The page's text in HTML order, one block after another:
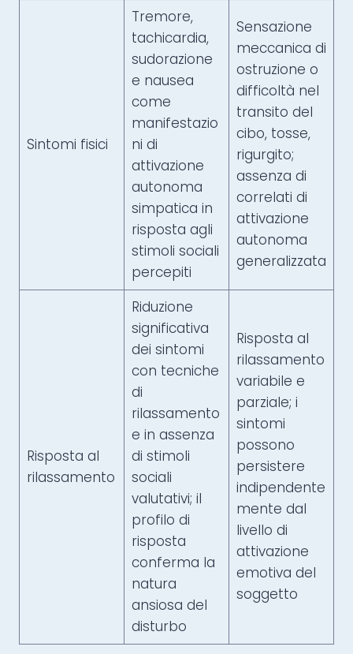
Sintomi fisici
Tremore,
tachicardia,
sudorazione
e nausea
come
manifestazio
ni di
attivazione
autonoma
simpatica in
risposta agli
stimoli sociali
percepiti
Sensazione
meccanica di
ostruzione o
difficoltà nel
transito del
cibo, tosse,
rigurgito;
assenza di
correlati di
attivazione
autonoma
generalizzata
Risposta al
rilassamento
Riduzione
significativa
dei sintomi
con tecniche
di
rilassamento
e in assenza
di stimoli
sociali
valutativi; il
profilo di
risposta
conferma la
natura
ansiosa del
disturbo
Risposta al
rilassamento
variabile e
parziale; i
sintomi
possono
persistere
indipendente
mente dal
livello di
attivazione
emotiva del
soggetto